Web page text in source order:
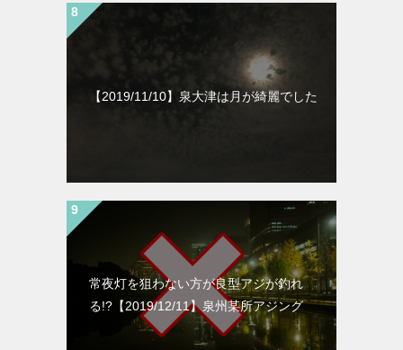
【2019/11/10】泉大津は月が綺麗でした
常夜灯を狙わない方が良型アジが釣れ
る!?【2019/12/11】泉州某所アジング